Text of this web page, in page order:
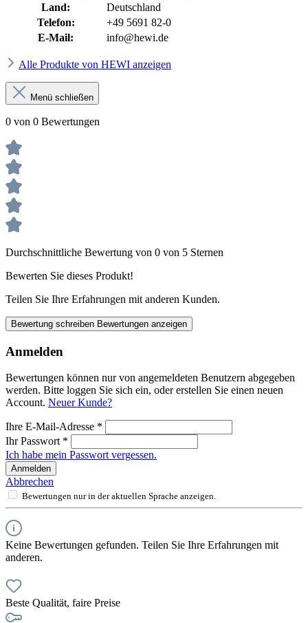
Land:
Deutschland
Telefon:
+49 5691 82-0
E-Mail:
info@hewi.de
Alle Produkte von HEWI anzeigen
Menü schließen
0 von 0 Bewertungen
Durchschnittliche Bewertung von 0 von 5 Sternen
Bewerten Sie dieses Produkt!
Teilen Sie Ihre Erfahrungen mit anderen Kunden.
Bewertung schreiben Bewertungen anzeigen
Anmelden
Bewertungen können nur von angemeldeten Benutzern abgegeben
werden. Bitte loggen Sie sich ein, oder erstellen Sie einen neuen
Account. Neuer Kunde?
Ihre E-Mail-Adresse *
Ihr Passwort *
Ich habe mein Passwort vergessen.
Anmelden
Abbrechen
Bewertungen nur in der aktuellen Sprache anzeigen.
Keine Bewertungen gefunden. Teilen Sie Ihre Erfahrungen mit
anderen.
Beste Qualität, faire Preise